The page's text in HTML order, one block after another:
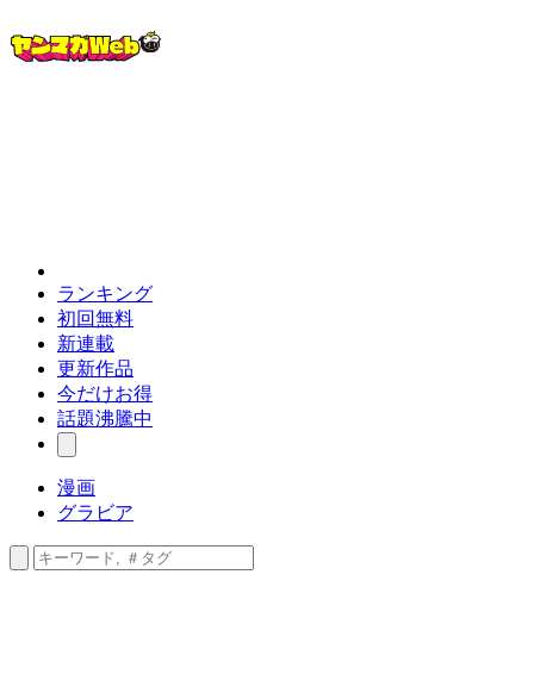
ランキング
初回無料
新連載
更新作品
今だけお得
話題沸騰中
漫画
グラビア